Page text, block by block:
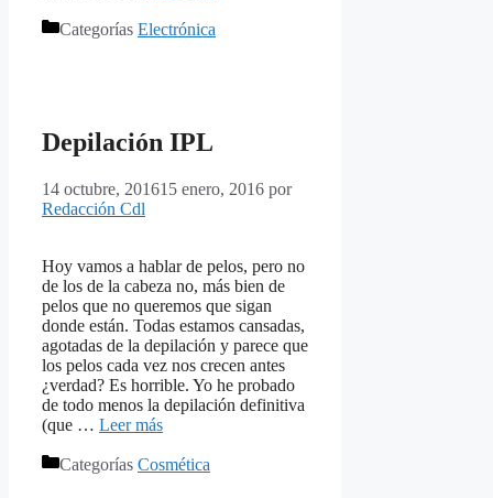
Categorías Electrónica
Depilación IPL
14 octubre, 201615 enero, 2016 por
Redacción Cdl
Hoy vamos a hablar de pelos, pero no
de los de la cabeza no, más bien de
pelos que no queremos que sigan
donde están. Todas estamos cansadas,
agotadas de la depilación y parece que
los pelos cada vez nos crecen antes
¿verdad? Es horrible. Yo he probado
de todo menos la depilación definitiva
(que … Leer más
Categorías Cosmética